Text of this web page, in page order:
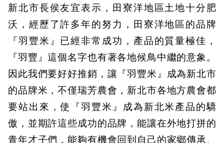
新北市長侯友宜表示，田寮洋地區土地十分肥
沃，經歷了許多年的努力，田寮洋地區的品牌
『羽豐米』已經非常成功，產品的質量極佳，
『羽豐』這個名字也有著各地候鳥中繼的意象。
因此我們要好好推銷，讓『羽豐米』成為新北市
的品牌米，不僅瑞芳農會，新北市各地方農會都
要站出來，使『羽豐米』成為新北米產品的驕
傲，並期許這些成功的品牌，能讓在外地打拼的
青年才子們，能夠有機會回到自己的家鄉傳承、